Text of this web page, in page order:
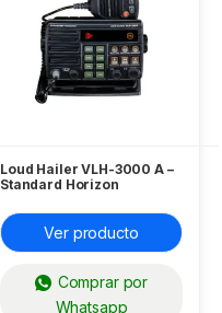
Loud Hailer VLH-3000 A –
Standard Horizon
Ver producto
Comprar por
Whatsapp